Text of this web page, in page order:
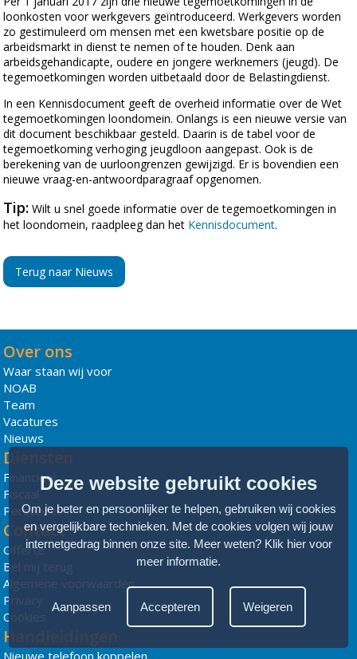
loonkosten voor werkgevers geïntroduceerd. Werkgevers worden
zo gestimuleerd om mensen met een kwetsbare positie op de
arbeidsmarkt in dienst te nemen of te houden. Denk aan
arbeidsgehandicapte, oudere en jongere werknemers (jeugd). De
tegemoetkomingen worden uitbetaald door de Belastingdienst.
In een Kennisdocument geeft de overheid informatie over de Wet
tegemoetkomingen loondomein. Onlangs is een nieuwe versie van
dit document beschikbaar gesteld. Daarin is de tabel voor de
tegemoetkoming verhoging jeugdloon aangepast. Ook is de
berekening van de uurloongrenzen gewijzigd. Er is bovendien een
nieuwe vraag-en-antwoordparagraaf opgenomen.
Tip: Wilt u snel goede informatie over de tegemoetkomingen in
het loondomein, raadpleeg dan het Kennisdocument.
Terug naar Nieuws
Over ons
Waar staan wij voor
NOAB
Team
Vacatures
Nieuws
Diensten
Financieel
Fiscaal
Personeel
Contact
Offerte
Bel mij terug
Algemene voorwaarden
Privacy
Cookies
Handleidingen
Nieuwe telefoon koppelen
Deze website gebruikt cookies
Om je beter en persoonlijker te helpen, gebruiken wij cookies
en vergelijkbare technieken. Met de cookies volgen wij jouw
internetgedrag binnen onze site. Meer weten? Klik hier voor
meer informatie.
Aanpassen Accepteren Weigeren